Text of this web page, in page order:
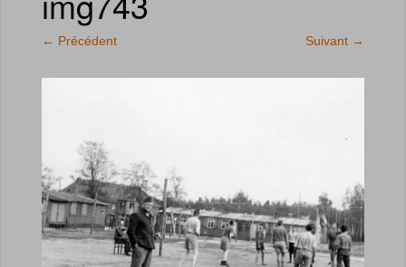
← Précédent Suivant →